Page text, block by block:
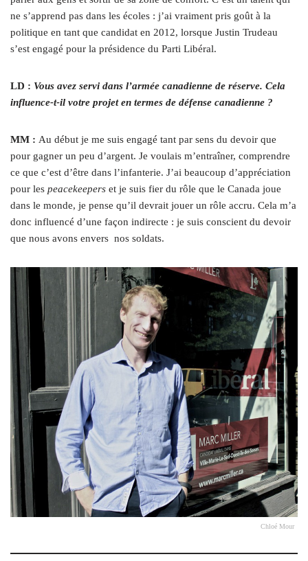
ne s’apprend pas dans les écoles : j’ai vraiment pris goût à la
politique en tant que candidat en 2012, lorsque Justin Trudeau
s’est engagé pour la présidence du Parti Libéral.
LD : Vous avez servi dans l’armée canadienne de réserve. Cela
influence-t-il votre projet en termes de défense canadienne ?
MM : Au début je me suis engagé tant par sens du devoir que
pour gagner un peu d’argent. Je voulais m’entraîner, comprendre
ce que c’est d’être dans l’infanterie. J’ai beaucoup d’appréciation
pour les peacekeepers et je suis fier du rôle que le Canada joue
dans le monde, je pense qu’il devrait jouer un rôle accru. Cela m’a
donc influencé d’une façon indirecte : je suis conscient du devoir
que nous avons envers nos soldats.
Chloé Mour